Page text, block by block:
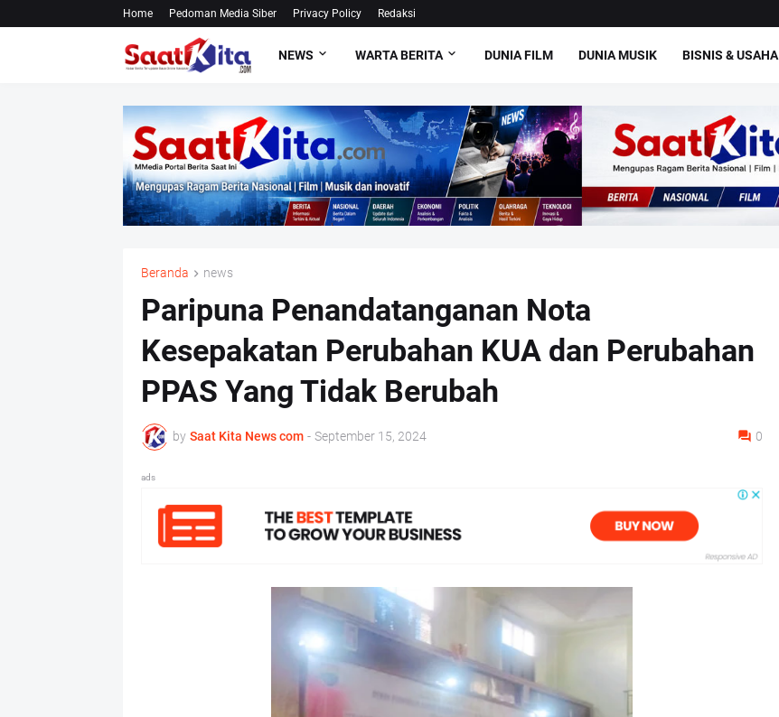
Home Pedoman Media Siber Privacy Policy Redaksi
NEWS WARTA BERITA DUNIA FILM DUNIA MUSIK BISNIS & USAHA
Beranda news
Paripuna Penandatanganan Nota
Kesepakatan Perubahan KUA dan Perubahan
PPAS Yang Tidak Berubah
by Saat Kita News com - September 15, 2024 0
ads